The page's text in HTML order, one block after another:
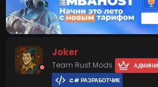
ы
л
а
Joker
Team Rust Mods
C# РАЗРАБОТЧИК